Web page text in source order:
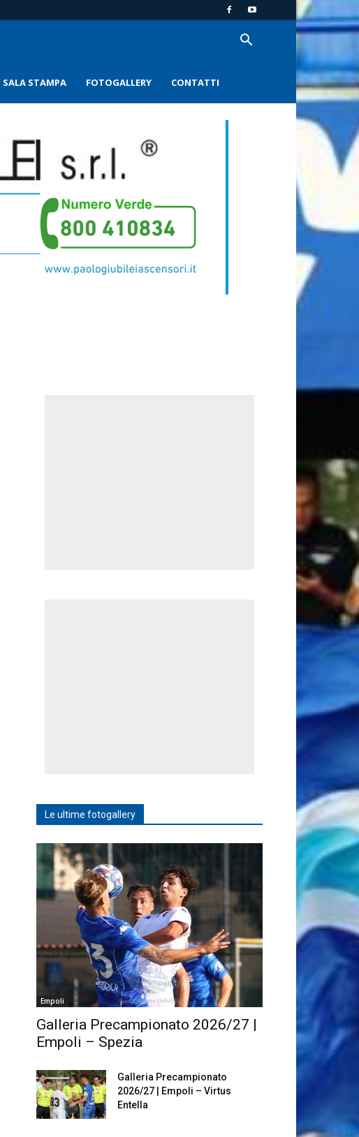
SALA STAMPA FOTOGALLERY CONTATTI
Le ultime fotogallery
Empoli
Galleria Precampionato 2026/27 |
Empoli – Spezia
Galleria Precampionato
2026/27 | Empoli – Virtus
Entella